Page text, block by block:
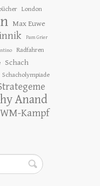
London
Max Euwe
Pam Grier
Radfahren
Schach
Schacholympiade
Anand
WM-Kampf